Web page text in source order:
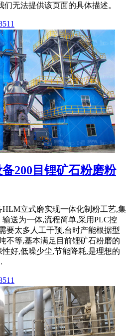
们无法提供该页面的具体描述。
200目锂矿石粉磨粉
立式磨实现一体化制粉工艺,集
送为一体,流程简单,采用PLC控
要太多人工干预,台时产能根据型
不等,基本满足目前锂矿石粉磨的
好,低噪少尘,节能降耗,是理想的